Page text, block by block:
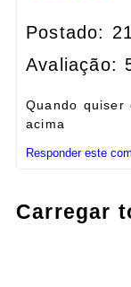
Postado:
Avaliação:
Quando
acima
Responder este
Carregar